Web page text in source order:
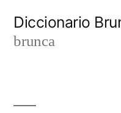
Diccionario
brunca